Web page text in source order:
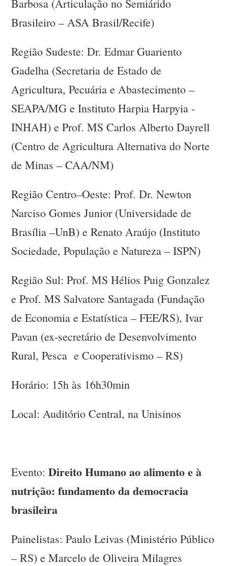
Barbosa (Articulação no Semiárido
Brasileiro – ASA Brasil/Recife)
Região Sudeste: Dr. Edmar Guariento
Gadelha (Secretaria de Estado de
Agricultura, Pecuária e Abastecimento –
SEAPA/MG e Instituto Harpia Harpyia -
INHAH) e Prof. MS Carlos Alberto Dayrell
(Centro de Agricultura Alternativa do Norte
de Minas – CAA/NM)
Região Centro–Oeste: Prof. Dr. Newton
Narciso Gomes Junior (Universidade de
Brasília –UnB) e Renato Araújo (Instituto
Sociedade, População e Natureza – ISPN)
Região Sul: Prof. MS Hélios Puig Gonzalez
e Prof. MS Salvatore Santagada (Fundação
de Economia e Estatística – FEE/RS), Ivar
Pavan (ex-secretário de Desenvolvimento
Rural, Pesca e Cooperativismo – RS)
Horário: 15h às 16h30min
Local: Auditório Central, na Unisinos
Evento:Direito Humano ao alimento e à
nutrição: fundamento da democracia
brasileira
Painelistas: Paulo Leivas (Ministério Público
– RS) e Marcelo de Oliveira Milagres